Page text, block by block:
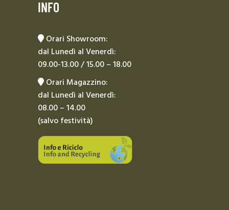
INFO
Orari Showroom:
dal Lunedì al Venerdì:
09.00-13.00 / 15.00 – 18.00
Orari Magazzino:
dal Lunedì al Venerdì:
08.00 – 14.00
(salvo festività)